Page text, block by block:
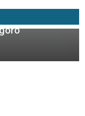
Begini
Glendeng